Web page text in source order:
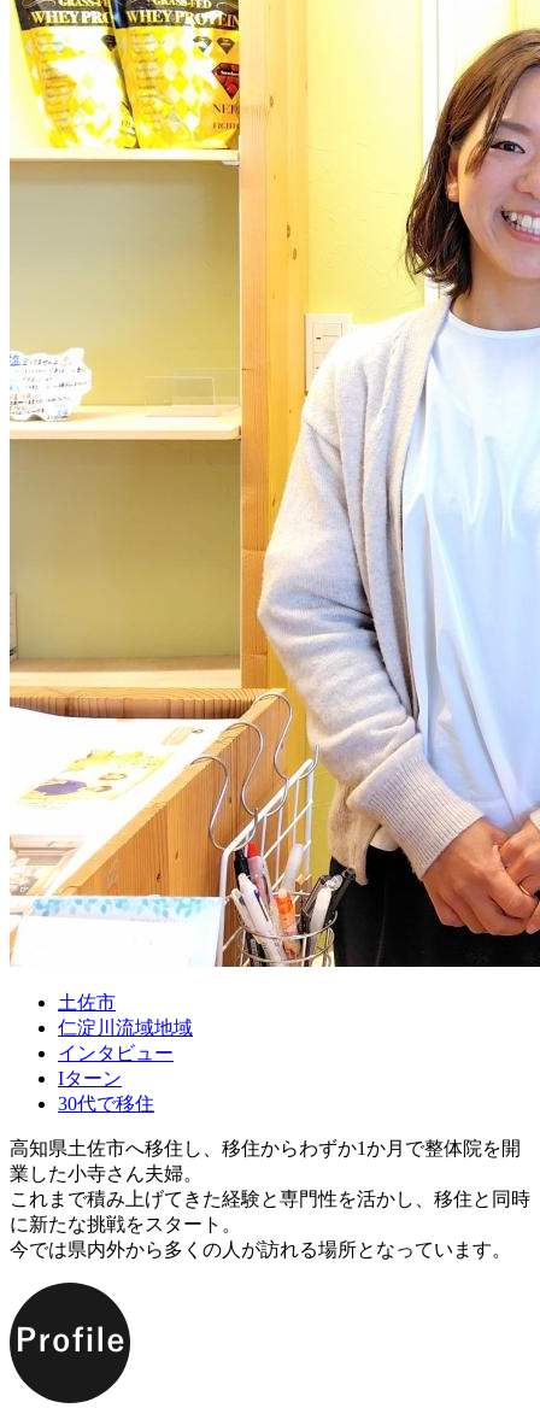
土佐市
仁淀川流域地域
インタビュー
Iターン
30代で移住
高知県土佐市へ移住し、移住からわずか1か月で整体院を開
業した小寺さん夫婦。
これまで積み上げてきた経験と専門性を活かし、移住と同時
に新たな挑戦をスタート。
今では県内外から多くの人が訪れる場所となっています。